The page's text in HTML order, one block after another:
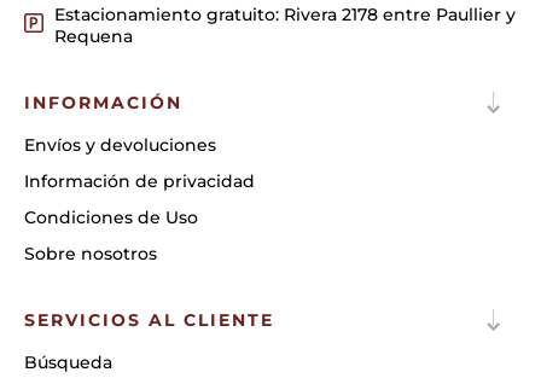
Estacionamiento gratuito: Rivera 2178 entre Paullier y
Requena
INFORMACIÓN
Envíos y devoluciones
Información de privacidad
Condiciones de Uso
Sobre nosotros
SERVICIOS AL CLIENTE
Búsqueda